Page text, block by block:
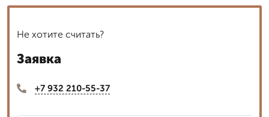
Не хотите считать?
Заявка
+7 932 210-55-37